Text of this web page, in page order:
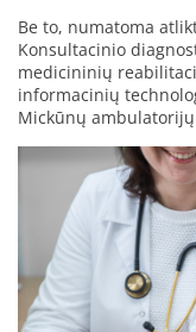
Be to, numatoma
Konsultacinio
medicininių
informacinių
Mickūnų